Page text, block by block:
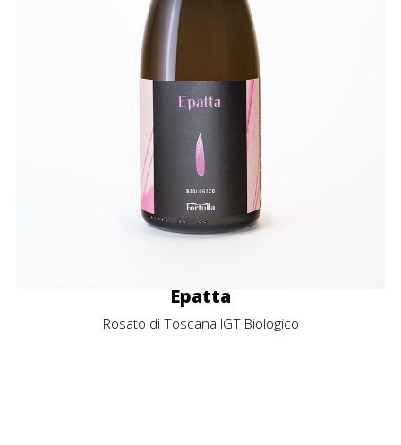
Epatta
Rosato di Toscana IGT Biologico